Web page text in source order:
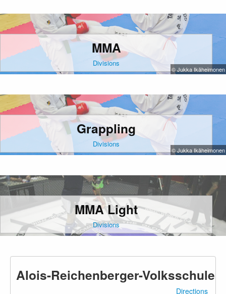
MMA
Divisions
© Jukka Ikäheimonen
Grappling
Divisions
© Jukka Ikäheimonen
MMA Light
Divisions
Alois-Reichenberger-Volksschule
Directions